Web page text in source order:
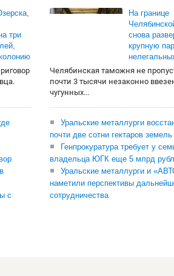
три
с
На границе
снова
крупную
Челябинская таможня не
почти 3 тысячи незаконно
чугунных...
Уральские металлурги
почти две сотни гектаров земель
Генпрокуратура требует у
владельца ЮГК еще 5 млрд
Уральские металлурги и
наметили перспективы
сотрудничества